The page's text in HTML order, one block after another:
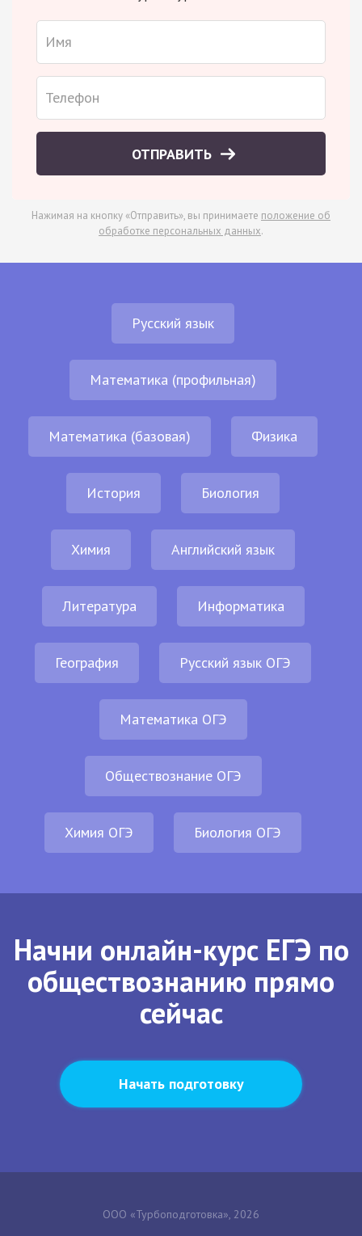
ОТПРАВИТЬ
Нажимая на кнопку «Отправить», вы принимаете положение об
обработке персональных данных.
Русский язык
Математика (профильная)
Математика (базовая) Физика
История Биология
Химия Английский язык
Литература Информатика
География Русский язык ОГЭ
Математика ОГЭ
Обществознание ОГЭ
Химия ОГЭ Биология ОГЭ
Начни онлайн-курс ЕГЭ по
обществознанию прямо
сейчас
Начать подготовку
ООО «Турбоподготовка», 2026